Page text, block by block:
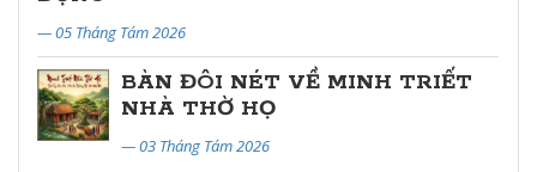
— 05 Tháng Tám 2026
BÀN ĐÔI NÉT VỀ MINH TRIẾT
NHÀ THỜ HỌ
— 03 Tháng Tám 2026